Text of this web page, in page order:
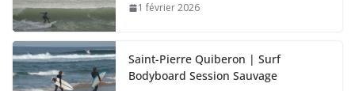
1 février 2026
Saint-Pierre Quiberon | Surf
Bodyboard Session Sauvage